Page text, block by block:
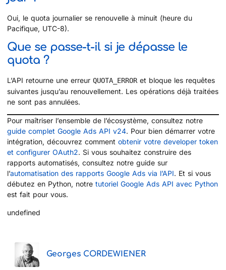
Oui, le quota journalier se renouvelle à minuit (heure du
Pacifique, UTC-8).
Que se passe-t-il si je dépasse le
quota ?
L’API retourne une erreur QUOTA_ERROR et bloque les requêtes
suivantes jusqu’au renouvellement. Les opérations déjà traitées
ne sont pas annulées.
Pour maîtriser l’ensemble de l’écosystème, consultez notre
guide complet Google Ads API v24. Pour bien démarrer votre
intégration, découvrez comment obtenir votre developer token
et configurer OAuth2. Si vous souhaitez construire des
rapports automatisés, consultez notre guide sur
l’automatisation des rapports Google Ads via l’API. Et si vous
débutez en Python, notre tutoriel Google Ads API avec Python
est fait pour vous.
undefined
Georges CORDEWIENER